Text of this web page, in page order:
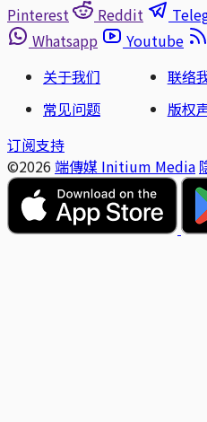
Pinterest
Reddit
Whatsapp
Youtube
关于我们
联络
常见问题
版权
订阅支持
©2026 端傳媒 Initium Media